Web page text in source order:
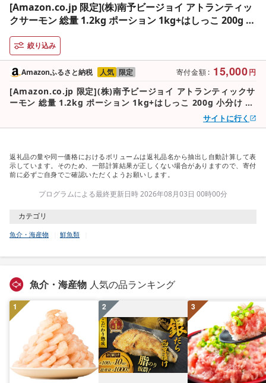
[Amazon.co.jp 限定](株)南予ビージョイ アトランティッ
クサーモン 総量 1.2kg ポーション 1kg+はしっこ 200g 小
分け 刺身用 真空パック 小分けパック サイズ不揃い 訳あ
り
絞り込み
寄付金額 : 15,000円
Amazonふるさと納税
[Amazon.co.jp 限定](株)南予ビージョイ アトランティックサ
ーモン 総量 1.2kg ポーション 1kg+はしっこ 200g 小分け 刺
身用 真空パック 小分けパック サイズ不揃い 訳あり
人気 限定
サイトに行く
返礼品の量や同一価格におけるボリュームは返礼品名から抽出し自動計算して表
示しています。そのため、一部計算結果が正しくない場合がありますので、寄付
前に必ずご自身でご確認いただくようお願いします。
プログラムによる最終更新日時 2026年08月03日 00時00分
カテゴリ
魚介・海産物 鮮魚類
魚介・海産物 人気の品ランキング
1 2 3